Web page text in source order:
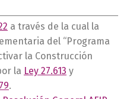
a través de la cual la
del “Programa
la Construcción
la Ley 27.613 y
.